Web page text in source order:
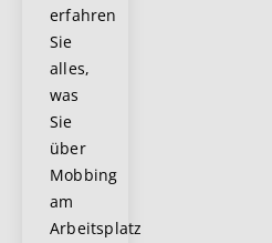
erfahren
Sie
alles,
was
Sie
über
Mobbing
am
Arbeitsplatz